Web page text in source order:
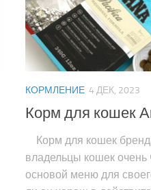
КОРМЛЕНИЕ 4 ДЕК, 2023
Корм для кошек
Корм для кошек
владельцы кошек очень
основой меню для